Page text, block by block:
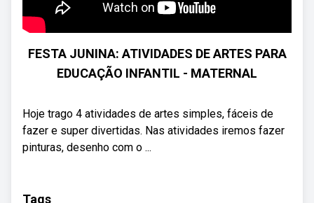
FESTA JUNINA: ATIVIDADES DE ARTES PARA
EDUCAÇÃO INFANTIL - MATERNAL
Hoje trago 4 atividades de artes simples, fáceis de
fazer e super divertidas. Nas atividades iremos fazer
pinturas, desenho com o ...
Tags